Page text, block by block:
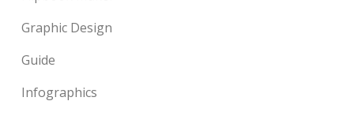
Graphic Design
Guide
Infographics